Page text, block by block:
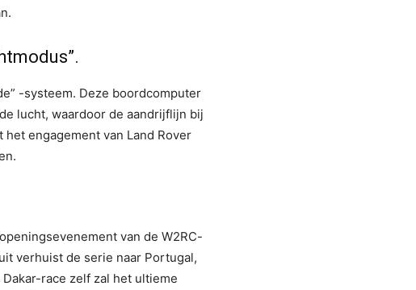
-systeem. Deze boordcomputer
lucht, waardoor de aandrijflijn bij
engagement van Land Rover
van de W2RC-
verhuist de serie naar Portugal,
race zelf zal het ultieme